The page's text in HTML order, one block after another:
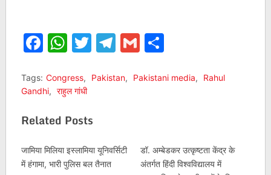
Facebook
WhatsApp
Twitter
Telegram
GmailShare
Tags: Congress, Pakistan, Pakistani media,
Rahul
Gandhi, राहुल गांधी
Related Posts
जामिया मिलिया इस्लामिया यूनिवर्सिटी
में हंगामा, भारी पुलिस बल तैनात
डॉ. अम्बेडकर उत्कृष्टता केंद्र के
अंतर्गत हिंदी विश्‍वविद्यालय में